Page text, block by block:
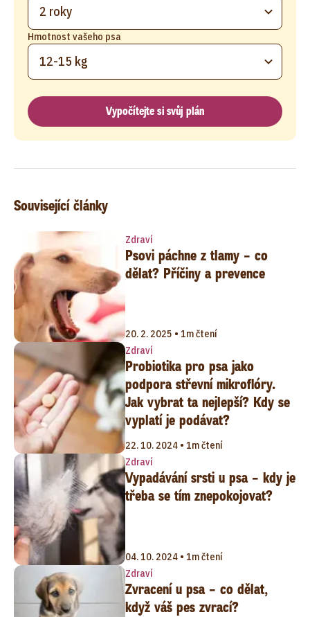
2 roky
Hmotnost vašeho psa
12-15 kg
Vypočítejte si svůj plán
Související články
Zdraví
Psovi páchne z tlamy – co
dělat? Příčiny a prevence
20. 2. 2025 • 1m čtení
Zdraví
Probiotika pro psa jako
podpora střevní mikroflóry.
Jak vybrat ta nejlepší? Kdy se
vyplatí je podávat?
22. 10. 2024 • 1m čtení
Zdraví
Vypadávání srsti u psa – kdy je
třeba se tím znepokojovat?
04. 10. 2024 • 1m čtení
Zdraví
Zvracení u psa – co dělat,
když váš pes zvrací?